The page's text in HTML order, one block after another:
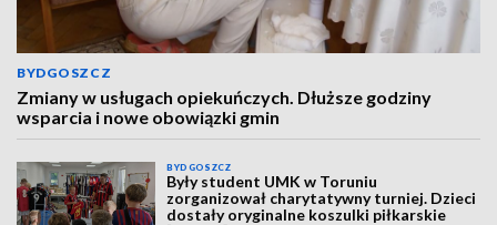
BYDGOSZCZ
Zmiany w usługach opiekuńczych. Dłuższe godziny
wsparcia i nowe obowiązki gmin
BYDGOSZCZ
Były student UMK w Toruniu
zorganizował charytatywny turniej. Dzieci
dostały oryginalne koszulki piłkarskie